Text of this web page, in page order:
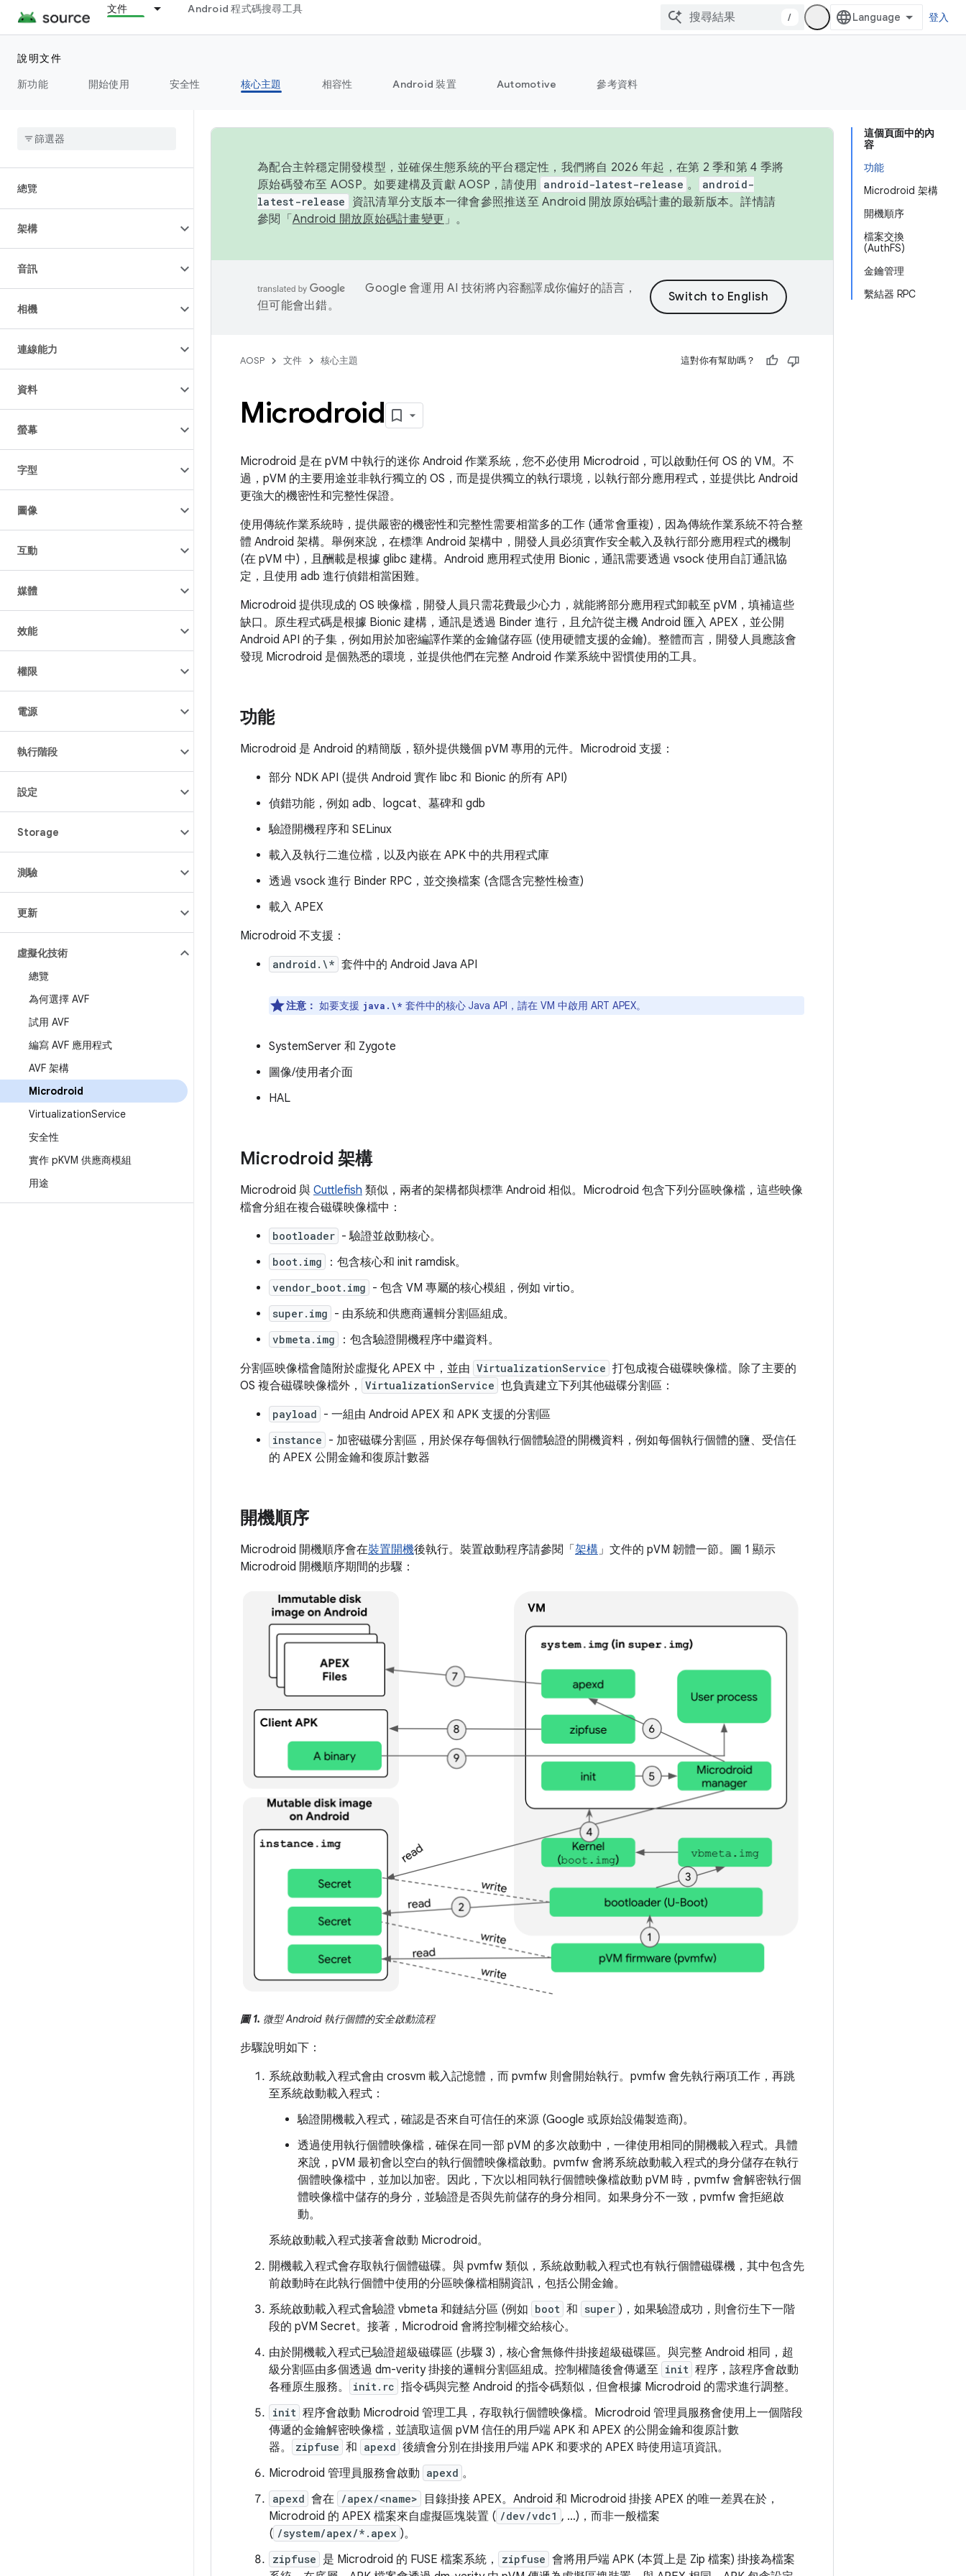
文件 Android 程式碼搜尋工具
/ 登入
說明文件
新功能
開始使用 安全性 核心主題 相容性 Android 裝置 Automotive 參考資料
總覽
架構
音訊
相機
連線能力
資料
螢幕
字型
圖像
互動
媒體
效能
權限
電源
執行階段
設定
Storage
測驗
更新
虛擬化技術
總覽
為何選擇 AVF
試用 AVF
編寫 AVF 應用程式
AVF 架構
Microdroid
VirtualizationService
安全性
實作 pKVM 供應商模組
用途
這個頁面中的內
容
功能
Microdroid 架構
開機順序
檔案交換
(AuthFS)
金鑰管理
繫結器 RPC
為配合主幹穩定開發模型，並確保生態系統的平台穩定性，我們將自 2026 年起，在第 2 季和第 4 季將
原始碼發布至 AOSP。如要建構及貢獻 AOSP，請使用 android-latest-release 。
android-
latest-release
資訊清單分支版本一律會參照推送至 Android 開放原始碼計畫的最新版本。詳情請
參閱「 Android 開放原始碼計畫變更 」。
Google 會運用 AI 技術將內容翻譯成你偏好的語言，
但可能會出錯。
AOSP 文件 核心主題 這對你有幫助嗎？
Microdroid
Microdroid 是在 pVM 中執行的迷你 Android 作業系統，您不必使用 Microdroid，可以啟動任何 OS 的 VM。不
過，pVM 的主要用途並非執行獨立的 OS，而是提供獨立的執行環境，以執行部分應用程式，並提供比 Android
更強大的機密性和完整性保證。
使用傳統作業系統時，提供嚴密的機密性和完整性需要相當多的工作 (通常會重複)，因為傳統作業系統不符合整
體 Android 架構。舉例來說，在標準 Android 架構中，開發人員必須實作安全載入及執行部分應用程式的機制
(在 pVM 中)，且酬載是根據 glibc 建構。Android 應用程式使用 Bionic，通訊需要透過 vsock 使用自訂通訊協
定，且使用 adb 進行偵錯相當困難。
Microdroid 提供現成的 OS 映像檔，開發人員只需花費最少心力，就能將部分應用程式卸載至 pVM，填補這些
缺口。原生程式碼是根據 Bionic 建構，通訊是透過 Binder 進行，且允許從主機 Android 匯入 APEX，並公開
Android API 的子集，例如用於加密編譯作業的金鑰儲存區 (使用硬體支援的金鑰)。整體而言，開發人員應該會
發現 Microdroid 是個熟悉的環境，並提供他們在完整 Android 作業系統中習慣使用的工具。
功能
Microdroid 是 Android 的精簡版，額外提供幾個 pVM 專用的元件。Microdroid 支援：
部分 NDK API (提供 Android 實作 libc 和 Bionic 的所有 API)
偵錯功能，例如 adb、logcat、墓碑和 gdb
驗證開機程序和 SELinux
載入及執行二進位檔，以及內嵌在 APK 中的共用程式庫
透過 vsock 進行 Binder RPC，並交換檔案 (含隱含完整性檢查)
載入 APEX
Microdroid 不支援：
android.\* 套件中的 Android Java API
注意： 如要支援 java.\* 套件中的核心 Java API，請在 VM 中啟用 ART APEX。
SystemServer 和 Zygote
圖像/使用者介面
HAL
Microdroid 架構
Microdroid 與 Cuttlefish 類似，兩者的架構都與標準 Android 相似。Microdroid 包含下列分區映像檔，這些映像
檔會分組在複合磁碟映像檔中：
bootloader - 驗證並啟動核心。
boot.img ：包含核心和 init ramdisk。
vendor_boot.img - 包含 VM 專屬的核心模組，例如 virtio。
super.img - 由系統和供應商邏輯分割區組成。
vbmeta.img
：包含驗證開機程序中繼資料。
分割區映像檔會隨附於虛擬化 APEX 中，並由 VirtualizationService 打包成複合磁碟映像檔。除了主要的
OS 複合磁碟映像檔外，
VirtualizationService 也負責建立下列其他磁碟分割區：
payload - 一組由 Android APEX 和 APK 支援的分割區
instance - 加密磁碟分割區，用於保存每個執行個體驗證的開機資料，例如每個執行個體的鹽、受信任
的 APEX 公開金鑰和復原計數器
開機順序
Microdroid 開機順序會在裝置開機後執行。裝置啟動程序請參閱「 架構」文件的 pVM 韌體一節。圖 1 顯示
Microdroid 開機順序期間的步驟：
圖 1. 微型 Android 執行個體的安全啟動流程
步驟說明如下：
系統啟動載入程式會由 crosvm 載入記憶體，而 pvmfw 則會開始執行。pvmfw 會先執行兩項工作，再跳
至系統啟動載入程式：
驗證開機載入程式，確認是否來自可信任的來源 (Google 或原始設備製造商)。
透過使用執行個體映像檔，確保在同一部 pVM 的多次啟動中，一律使用相同的開機載入程式。具體
來說，pVM 最初會以空白的執行個體映像檔啟動。pvmfw 會將系統啟動載入程式的身分儲存在執行
個體映像檔中，並加以加密。因此，下次以相同執行個體映像檔啟動 pVM 時，pvmfw 會解密執行個
體映像檔中儲存的身分，並驗證是否與先前儲存的身分相同。如果身分不一致，pvmfw 會拒絕啟
動。
系統啟動載入程式接著會啟動 Microdroid。
開機載入程式會存取執行個體磁碟。與 pvmfw 類似，系統啟動載入程式也有執行個體磁碟機，其中包含先
前啟動時在此執行個體中使用的分區映像檔相關資訊，包括公開金鑰。
系統啟動載入程式會驗證 vbmeta 和鏈結分區 (例如 boot 和 super )，如果驗證成功，則會衍生下一階
段的 pVM Secret。接著，Microdroid 會將控制權交給核心。
由於開機載入程式已驗證超級磁碟區 (步驟 3)，核心會無條件掛接超級磁碟區。與完整 Android 相同，超
級分割區由多個透過 dm-verity 掛接的邏輯分割區組成。控制權隨後會傳遞至 init 程序，該程序會啟動
各種原生服務。
init.rc 指令碼與完整 Android 的指令碼類似，但會根據 Microdroid 的需求進行調整。
init 程序會啟動 Microdroid 管理工具，存取執行個體映像檔。Microdroid 管理員服務會使用上一個階段
傳遞的金鑰解密映像檔，並讀取這個 pVM 信任的用戶端 APK 和 APEX 的公開金鑰和復原計數
器。
zipfuse 和 apexd 後續會分別在掛接用戶端 APK 和要求的 APEX 時使用這項資訊。
Microdroid 管理員服務會啟動 apexd 。
apexd 會在 /apex/<name>
目錄掛接 APEX。Android 和 Microdroid 掛接 APEX 的唯一差異在於，
Microdroid 的 APEX 檔案來自虛擬區塊裝置 ( /dev/vdc1 , …)，而非一般檔案
( /system/apex/*.apex )。
zipfuse 是 Microdroid 的 FUSE 檔案系統， zipfuse 會將用戶端 APK (本質上是 Zip 檔案) 掛接為檔案